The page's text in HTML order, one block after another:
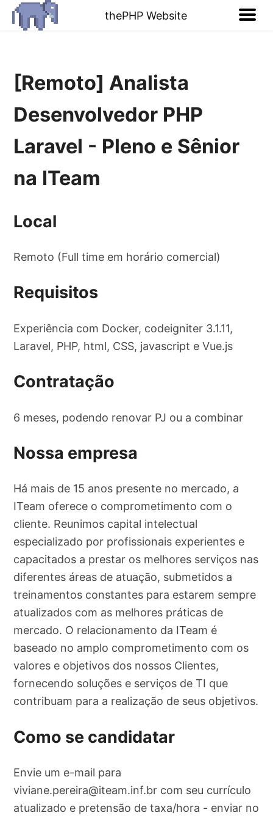
thePHP Website
[Remoto] Analista
Desenvolvedor PHP
Laravel - Pleno e Sênior
na ITeam
Local
Remoto (Full time em horário comercial)
Requisitos
Experiência com Docker, codeigniter 3.1.11,
Laravel, PHP, html, CSS, javascript e Vue.js
Contratação
6 meses, podendo renovar PJ ou a combinar
Nossa empresa
Há mais de 15 anos presente no mercado, a
ITeam oferece o comprometimento com o
cliente. Reunimos capital intelectual
especializado por profissionais experientes e
capacitados a prestar os melhores serviços nas
diferentes áreas de atuação, submetidos a
treinamentos constantes para estarem sempre
atualizados com as melhores práticas de
mercado. O relacionamento da ITeam é
baseado no amplo comprometimento com os
valores e objetivos dos nossos Clientes,
fornecendo soluções e serviços de TI que
contribuam para a realização de seus objetivos.
Como se candidatar
Envie um e-mail para
viviane.pereira@iteam.inf.br com seu currículo
atualizado e pretensão de taxa/hora - enviar no